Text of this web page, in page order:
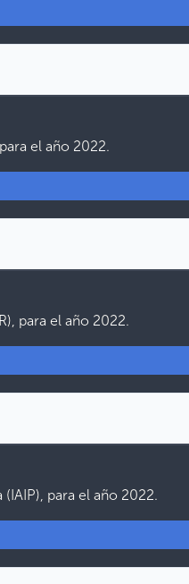
el año 2022.
para el año 2022.
para el año 2022.